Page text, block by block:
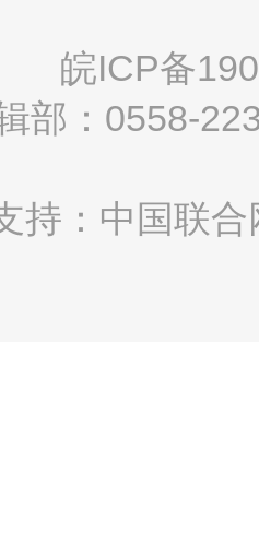
皖ICP备
部：0558-
持：中国联